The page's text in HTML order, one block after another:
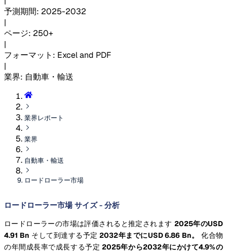
予測期間: 2025-2032
|
ページ: 250+
|
フォーマット : Excel and PDF
|
業界: 自動車・輸送
業界レポート
業界
自動車・輸送
ロードローラー市場
ロードローラー市場 サイズ - 分析
ロードローラーの市場は評価されると推定されます 2025年のUSD
4.91 Bn そして到達する予定 2032年までにUSD 6.86 Bn。
化合物
の年間成長率で成長する予定 2025年から2032年にかけて4.9%の